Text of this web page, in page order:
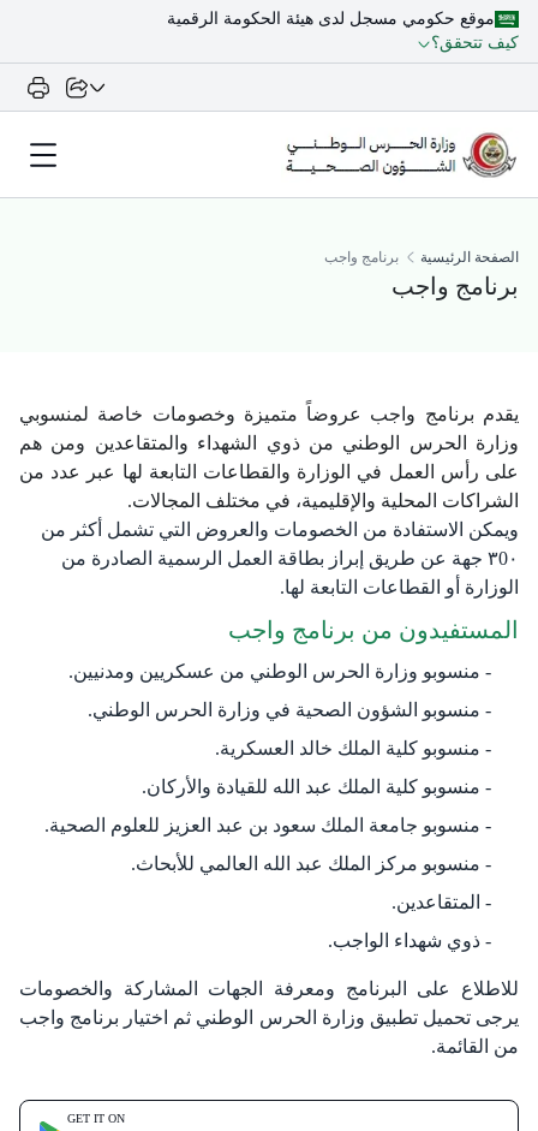
موقع حكومي مسجل لدى هيئة الحكومة الرقمية
كيف تتحقق؟
الصفحة الرئيسية برنامج واجب
برنامج واجب
يقدم برنامج واجب عروضاً متميزة وخصومات خاصة لمنسوبي
وزارة الحرس الوطني من ذوي الشهداء والمتقاعدين ومن هم
على رأس العمل في الوزارة والقطاعات التابعة لها عبر عدد من
الشراكات المحلية والإقليمية، في مختلف المجالات.
ويمكن الاستفادة من الخصومات والعروض التي تشمل أكثر من
٣0٠ جهة عن طريق إبراز بطاقة العمل الرسمية الصادرة من
الوزارة أو القطاعات التابعة لها.
المستفيدون من برنامج واجب
منسوبو وزارة الحرس الوطني من عسكريين ومدنيين.
منسوبو الشؤون الصحية في وزارة الحرس الوطني.
منسوبو كلية الملك خالد العسكرية.
منسوبو كلية الملك عبد الله للقيادة والأركان.
منسوبو جامعة الملك سعود بن عبد العزيز للعلوم الصحية.
منسوبو مركز الملك عبد الله العالمي للأبحاث.
المتقاعدين.
ذوي شهداء الواجب.
للاطلاع على البرنامج ومعرفة الجهات المشاركة والخصومات
يرجى تحميل تطبيق وزارة الحرس الوطني ثم اختيار برنامج واجب
من القائمة.
GET IT ON